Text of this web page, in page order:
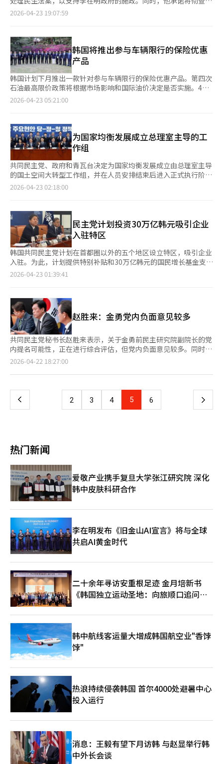
然他是党内的重要资产，但综合考虑后，认为宋永吉的提名更为合
适。民主党计划在5月初完成所有战略提名，并将加快会议进程以
锡悦政府时期检察机关的捏造起诉行为。 千俊浩在国会政策协调
理国政任务和紧急民生法案。 他指出，目前本会议上有超过240项
法案待处理，并呼吁国民力量党不要无故拖延通过法案，要求在没
有党派对立的情况下，为国益和民生大局着想。 千俊浩还提到，
国会特别委员会的听证会揭露了尹锡悦政府检察机关捏造起诉的真
相。他指责尹锡悦的目标是清除李在明和抹去文在寅政府的痕迹。
特别是关于双方大北汇款事件，他指出这是捏造甚至是虚构的，检
察机关全面介入并掩盖了金融监管局的报告，最终对李在明及其周
围人士进行选择性起诉。 他还提到，文在寅政府房地产统计造假
续通过现场调查和即将举行的听证会彻查捏造起诉的真相。※ 本
报道经人工智能（AI）系统翻译与编辑。
2026-04-23 19:07:59
韩国将推出参与车辆限行的保险优惠
产品
韩国计划下月推出一款针对参与车辆限行的保险优惠产品。第四次
石油最高限价政策将根据市场影响和国际油价决定是否实施。4月
22日，韩国共同民主党、政府和青瓦台在首尔三清洞总理官邸举行
保险优惠产品，以鼓励民众自愿参与节能活动。他还提到，本月将
制定公共交通拥堵缓解措施，并计划在5月假期期间促进绿色消
费。关于第四次石油最高限价政策，党政青决定综合考虑市场和国
际影响以及民众负担后再做决定。民主党在会议上要求政府积极应
对，以最小化对石油和原油供应链的影响。政府将确保从中亚和中
东承诺的2.73亿桶原油和210万吨石脑油顺利进口，并积极支持通
过沙特阿拉伯延布港的原油进口。此外，政府将执行补贴6700亿
韩元的石脑油进口价格差额支持项目。政府计划在26.2万亿韩元的
以上的10.5万亿韩元的必要项目。党政青将继续努力确保国内能源
和关键原材料供应的稳定，并加强对石脑油、尿素水和注射器等供
应链的现场检查。※ 本报道经人工智能（AI）系统翻译与编辑。
2026-04-23 05:21:00
为国家均衡发展成立总理室主导的工
作组
共同民主党、政府和青瓦台决定为国家均衡发展成立由总理室主导
的国土空间大转型工作组，并在人员安排结束后进入正式执行阶
段。民主党国家均衡增长特别委员会成员金永培议员在22日的党政
人员安排也接近尾声。”金议员补充说：“在人员审核和任命程序
结束后，将以总理主持的国土空间大转型工作组和跨政府协商会为
中心，地方时代委员会和国家均衡增长特委会将形成党政青关系，
共同推进国家均衡增长的国政课题。”此外，金议员还提出了国家
均衡增长的具体蓝图。他表示：“将在6月底举行党政青协商会，
国家均衡增长特委会和青瓦台将共同开会。基于会议讨论的内容，
计划在8月底制定立法和预算战略的路线图。”当天的座谈会上还
重点讨论了大特区特别法。金议员指出：“特别法包括了以往分散
税制、财政和金融支持体系，特别是支持企业活动和产业生态的条
款。”他强调：“这些部分将在经过集中讨论后，力争在定期国会
内立法。相关部门和常任委员会将加快讨论进程。”此外，他还提
到：“还有一些与地方相关的总统竞选承诺，如东南圈投资公司设
立法、北极航路委员会新设特别法、公共医学院设立法等，也被讨
论为主要法律。”※ 本报道经人工智能（AI）系统翻译与编辑。
2026-04-23 02:18:00
民主党计划投资30万亿韩元吸引企业
入驻特区
韩国共同民主党计划在首都圈以外的五个地区设立特区，吸引企业
入驻。为此，计划提供特别补贴和30万亿韩元的国民增长基金支
持。据悉，民主党正在讨论一项计划，以促进地区经济增长和国家
补贴”，并扩大地方和外国投资补贴。在金融领域，计划在年底前
向国民增长基金和地区增长基金分别投资30万亿韩元和7000亿韩
元，以提供政策金融贷款利率优惠、扩大保险和担保额度，并支持
出口代金券。此外，计划通过指定发展特区，提供投资、就业和研
发税收优惠。为了激活特区，民主党还计划在地方建立丰富的企业
活动基础和活跃的产业生态系统。首先，将在重点国立大学设立9
个增长引擎品牌学院和融合研究院，扩大产学融合区，并加强产学
合作。在基础设施建设方面，计划利用先进国家产业园区、MAX集
群、RE100产业园等，建立区域性枢纽，并集中建设核心枢纽的基
开发和人才教育、测试和验证基础设施等综合包型地区自主研发项
目。此外，还考虑创建创业城市和优待初创企业支持项目。特别
尚未确定，但将提供相当大规模的支持。我们计划在今年内处理特
能（AI）系统翻译与编辑。
2026-04-23 01:39:41
赵胜来：金勇党内负面意见较多
共同民主党秘书长赵胜来表示，关于金勇前民主研究院副院长的党
内提名可能性，正在进行综合评估，但党内负面意见较多。同时，
对于传闻将参选釜山北区甲的青瓦台人工智能首席秘书哈正宇的出
目中谈到战略提名时表示，正在准备引进外部优秀资源、发掘党内
在全面评估每位候选人对选举的影响和当选可能性。关于金勇，赵
胜来提到，党内有声音认为他是政治检察机关操控起诉的受害者，
补充道，正在为争取哈正宇加入做最后努力，只待他本人决定，期
待他参选。※ 本报道经人工智能（AI）系统翻译与编辑。
2026-04-22 18:27:00
上
页
2 3 4 5 6 下
热门新闻
爱敬产业携手复旦大学张江研究院 深化
韩中皮肤科研合作
李在明发布《旧金山AI宣言》将与全球
共启AI黄金时代
二十余年寻访安重根足迹 金月培新书
《韩国独立运动圣地：向旅顺口追问历
韩中航线客运量大增成韩国航空业"香饽
饽"
热浪持续侵袭韩国 首尔4000处避暑中心
投入运行
消息：王毅有望下月访韩 与赵显举行韩
中外长会谈